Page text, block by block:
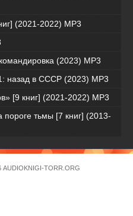
(2021-2022) МР3
(2023) МР3
назад в СССР (2023) МР3
[9 книг] (2021-2022) MP3
тьмы [7 книг] (2013-
AUDIOKNIGI-TORR.ORG